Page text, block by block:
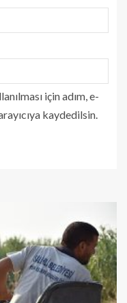
için adım, e-
kaydedilsin.